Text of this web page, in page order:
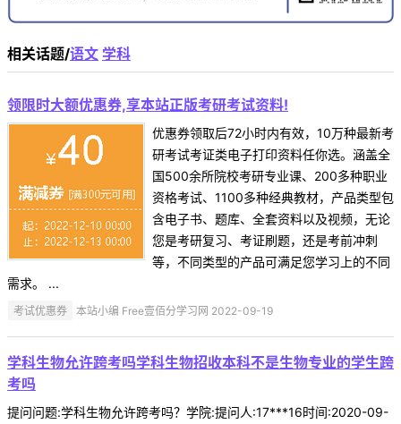
相关话题/语文 学科
领限时大额优惠券,享本站正版考研考试资料!
优惠券领取后72小时内有效，10万种最新考
研考试考证类电子打印资料任你选。涵盖全
国500余所院校考研专业课、200多种职业
资格考试、1100多种经典教材，产品类型包
含电子书、题库、全套资料以及视频，无论
您是考研复习、考证刷题，还是考前冲刺
等，不同类型的产品可满足您学习上的不同
需求。 ...
考试优惠券 本站小编 Free壹佰分学习网 2022-09-19
学科生物允许跨考吗学科生物招收本科不是生物专业的学生跨
考吗
提问问题:学科生物允许跨考吗？学院:提问人:17***16时间:2020-09-